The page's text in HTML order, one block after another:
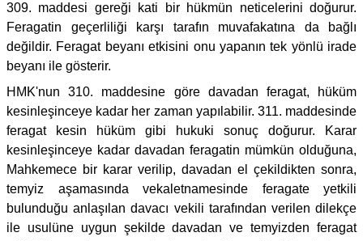
309. maddesi gereği kati bir hükmün neticelerini doğurur.
Feragatin geçerliliği karşı tarafın muvafakatına da bağlı
değildir. Feragat beyanı etkisini onu yapanın tek yönlü irade
beyanı ile gösterir.
HMK'nun 310. maddesine göre davadan feragat, hüküm
kesinleşinceye kadar her zaman yapılabilir. 311. maddesinde
feragat kesin hüküm gibi hukuki sonuç doğurur. Karar
kesinleşinceye kadar davadan feragatin mümkün olduğuna,
Mahkemece bir karar verilip, davadan el çekildikten sonra,
temyiz aşamasında vekaletnamesinde feragate yetkili
bulunduğu anlaşılan davacı vekili tarafından verilen dilekçe
ile usulüne uygun şekilde davadan ve temyizden feragat